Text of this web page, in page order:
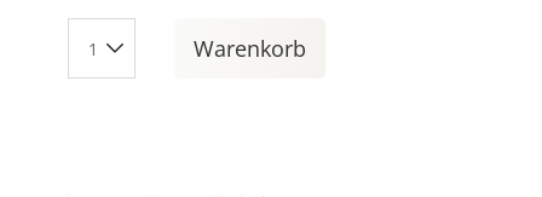
Warenkorb